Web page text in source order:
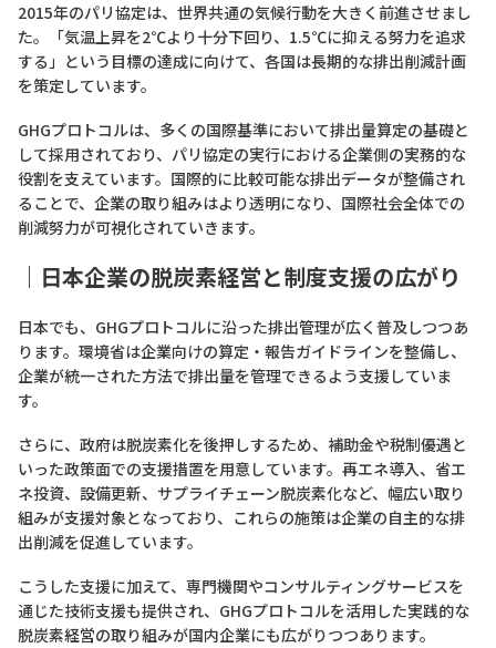
2015年のパリ協定は、世界共通の気候行動を大きく前進させまし
た。「気温上昇を2℃より十分下回り、1.5℃に抑える努力を追求
する」という目標の達成に向けて、各国は長期的な排出削減計画
を策定しています。
GHGプロトコルは、多くの国際基準において排出量算定の基礎と
して採用されており、パリ協定の実行における企業側の実務的な
役割を支えています。国際的に比較可能な排出データが整備され
ることで、企業の取り組みはより透明になり、国際社会全体での
削減努力が可視化されていきます。
｜日本企業の脱炭素経営と制度支援の広がり
日本でも、GHGプロトコルに沿った排出管理が広く普及しつつあ
ります。環境省は企業向けの算定・報告ガイドラインを整備し、
企業が統一された方法で排出量を管理できるよう支援していま
す。
さらに、政府は脱炭素化を後押しするため、補助金や税制優遇と
いった政策面での支援措置を用意しています。再エネ導入、省エ
ネ投資、設備更新、サプライチェーン脱炭素化など、幅広い取り
組みが支援対象となっており、これらの施策は企業の自主的な排
出削減を促進しています。
こうした支援に加えて、専門機関やコンサルティングサービスを
通じた技術支援も提供され、GHGプロトコルを活用した実践的な
脱炭素経営の取り組みが国内企業にも広がりつつあります。